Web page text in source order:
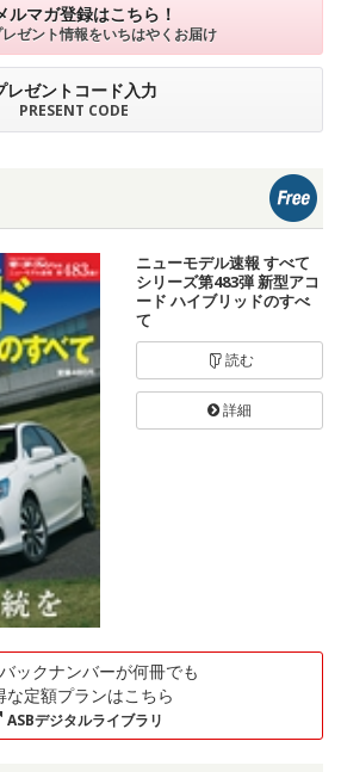
ルマガ登録はこちら！
ゼント情報をいちはやくお届け
レゼントコード入力
PRESENT CODE
ニューモデル速報 すべて
シリーズ第483弾 新型アコ
ード ハイブリッドのすべ
て
読む
詳細
ックナンバーが何冊でも
な定額プランはこちら
ASBデジタルライブラリ